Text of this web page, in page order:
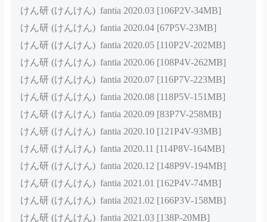
[200P-341MB]
011 けんけんは?(けんけん) フェチ部の活動記録
[200P-327MB]
2022.08.22日更新：
012 けんけんぱ(けんけん) 湯けむりけんけん [200P-
367MB]
けん研 (けんけん) fantia系列
けん研 (けんけん) fantia 2020.03 [106P2V-34MB]
けん研 (けんけん) fantia 2020.04 [67P5V-23MB]
けん研 (けんけん) fantia 2020.05 [110P2V-202MB]
けん研 (けんけん) fantia 2020.06 [108P4V-262MB]
けん研 (けんけん) fantia 2020.07 [116P7V-223MB]
けん研 (けんけん) fantia 2020.08 [118P5V-151MB]